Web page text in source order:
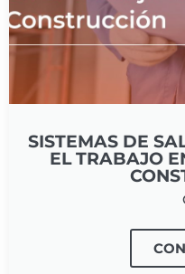
SISTEMAS DE
EL TRABAJO